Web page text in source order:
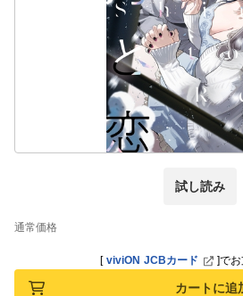
試し読み
通常価格
[ viviON JCBカード ]で
カートに追